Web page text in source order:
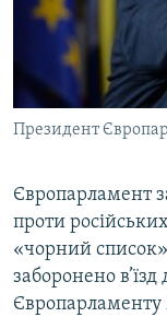
ВІДЕОУРОКИ
СВІДЧЕННЯ
УКРАЇНСЬКА
ІНФОГРАФІКА
Русский
Qırımtatar
ДОЛУЧАЙСЯ!
Усі сайти RFE/
Президент
Європарламент
проти
«чорний
заборонено
Європарламенту